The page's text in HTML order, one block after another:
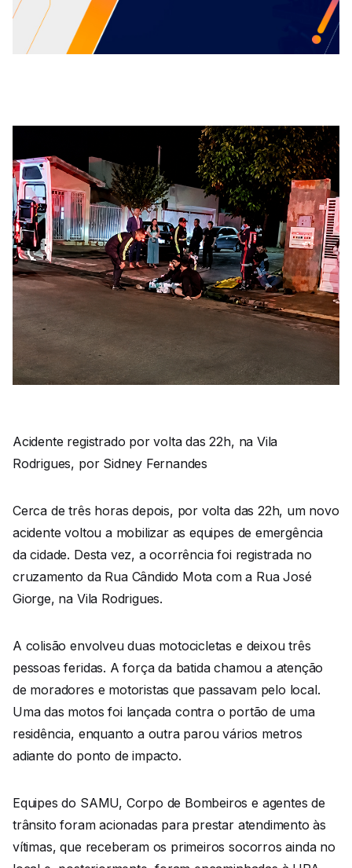
Acidente registrado por volta das 22h, na Vila
Rodrigues, por Sidney Fernandes
Cerca de três horas depois, por volta das 22h, um novo
acidente voltou a mobilizar as equipes de emergência
da cidade. Desta vez, a ocorrência foi registrada no
cruzamento da Rua Cândido Mota com a Rua José
Giorge, na Vila Rodrigues.
A colisão envolveu duas motocicletas e deixou três
pessoas feridas. A força da batida chamou a atenção
de moradores e motoristas que passavam pelo local.
Uma das motos foi lançada contra o portão de uma
residência, enquanto a outra parou vários metros
adiante do ponto de impacto.
Equipes do SAMU, Corpo de Bombeiros e agentes de
trânsito foram acionadas para prestar atendimento às
vítimas, que receberam os primeiros socorros ainda no